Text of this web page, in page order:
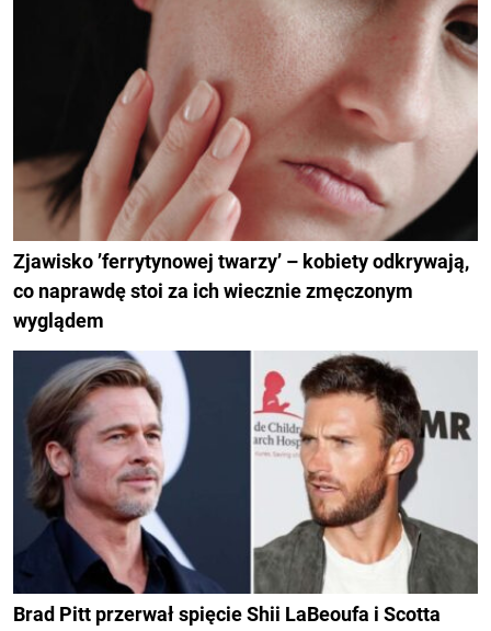
Zjawisko ’ferrytynowej twarzy’ – kobiety odkrywają,
co naprawdę stoi za ich wiecznie zmęczonym
wyglądem
Brad Pitt przerwał spięcie Shii LaBeoufa i Scotta